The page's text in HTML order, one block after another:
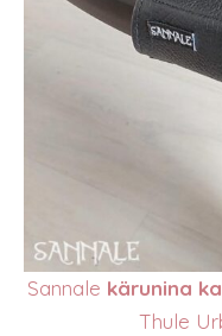
Sannale kärunina
Thule